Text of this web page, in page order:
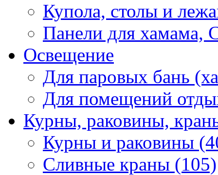
Купола, столы и
Панели для
Освещение
Для паровых бань
Для помещений
Курны, раковины,
Курны и раковины
Сливные краны (105)